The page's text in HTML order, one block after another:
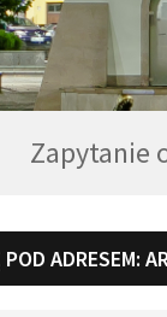
Zapytanie
ADRESEM: